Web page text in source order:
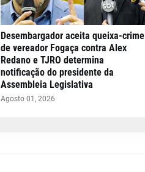
Desembargador aceita queixa-crime
de vereador Fogaça contra Alex
Redano e TJRO determina
notificação do presidente da
Assembleia Legislativa
Agosto 01, 2026